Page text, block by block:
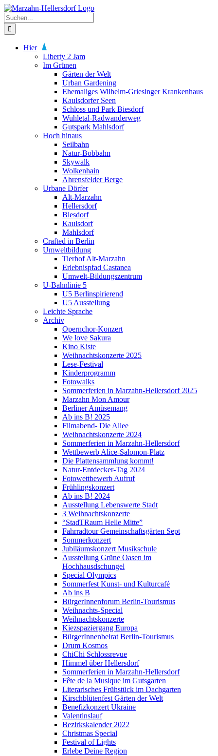
Zum
Inhalt
springen
Suche
nach:
Hier
Liberty 2 Jam
Im Grünen
Gärten der Welt
Urban Gardening
Ehemaliges Wilhelm-Griesinger Krankenhaus
Kaulsdorfer Seen
Schloss und Park Biesdorf
Wuhletal-Radwanderweg
Gutspark Mahlsdorf
Hoch hinaus
Seilbahn
Natur-Bobbahn
Skywalk
Wolkenhain
Ahrensfelder Berge
Urbane Dörfer
Alt-Marzahn
Hellersdorf
Biesdorf
Kaulsdorf
Mahlsdorf
Crafted in Berlin
Umweltbildung
Tierhof Alt-Marzahn
Erlebnispfad Castanea
Umwelt-Bildungszentrum
U-Bahnlinie 5
U5 Berlinspirierend
U5 Ausstellung
Leichte Sprache
Archiv
Opernchor-Konzert
We love Sakura
Kino Kiste
Weihnachtskonzerte 2025
Lese-Festival
Kinderprogramm
Fotowalks
Sommerferien in Marzahn-Hellersdorf 2025
Marzahn Mon Amour
Berliner Amüsemang
Ab ins B! 2025
Filmabend- Die Allee
Weihnachtskonzerte 2024
Sommerferien in Marzahn-Hellersdorf
Wettbewerb Alice-Salomon-Platz
Die Plattensammlung kommt!
Natur-Entdecker-Tag 2024
Fotowettbewerb Aufruf
Frühlingskonzert
Ab ins B! 2024
Ausstellung Lebenswerte Stadt
3 Weihnachtskonzerte
“StadTRaum Helle Mitte”
Fahrradtour Gemeinschaftsgärten Sept
Sommerkonzert
Jubiläumskonzert Musikschule
Ausstellung Grüne Oasen im
Hochhausdschungel
Special Olympics
Sommerfest Kunst- und Kulturcafé
Ab ins B
BürgerInnenforum Berlin-Tourismus
Weihnachts-Special
Weihnachtskonzerte
Kiezspaziergang Europa
BürgerInnenbeirat Berlin-Tourismus
Drum Kosmos
ChiChi Schlossrevue
Himmel über Hellersdorf
Sommerferien in Marzahn-Hellersdorf
Fête de la Musique im Gutsgarten
Literarisches Frühstück im Dachgarten
Kirschblütenfest Gärten der Welt
Benefizkonzert Ukraine
Valentinslauf
Bezirkskalender 2022
Christmas Special
Festival of Lights
Erlebe Deine Region